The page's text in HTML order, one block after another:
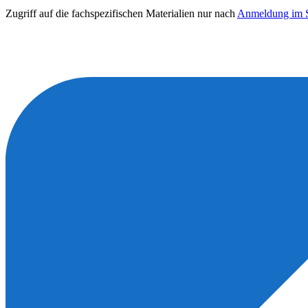
Zugriff auf die fachspezifischen Materialien nur nach Anmeldung im